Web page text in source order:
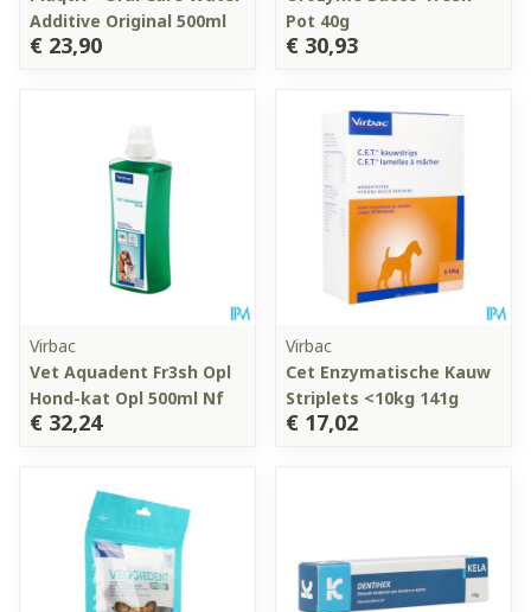
Additive Original 500ml
€ 23,90
Pot 40g
€ 30,93
Virbac
Vet Aquadent Fr3sh Opl
Hond-kat Opl 500ml Nf
€ 32,24
Virbac
Cet Enzymatische Kauw
Striplets <10kg 141g
€ 17,02